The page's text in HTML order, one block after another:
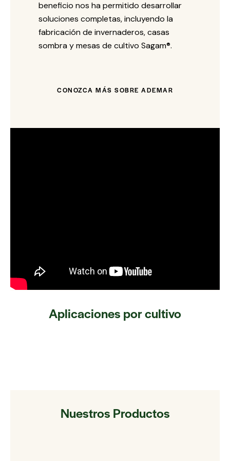
beneficio nos ha permitido desarrollar
soluciones completas, incluyendo la
fabricación de invernaderos, casas
sombra y mesas de cultivo Sagam®️.
CONOZCA MÁS SOBRE ADEMAR
Aplicaciones por cultivo
Nuestros Productos